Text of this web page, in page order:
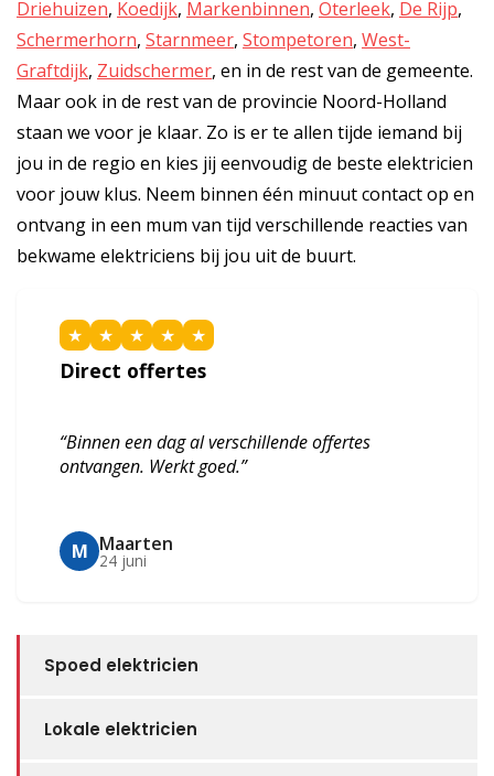
Driehuizen, Koedijk, Markenbinnen, Oterleek, De Rijp,
Schermerhorn, Starnmeer, Stompetoren, West-
Graftdijk, Zuidschermer, en in de rest van de gemeente.
Maar ook in de rest van de provincie Noord-Holland
staan we voor je klaar. Zo is er te allen tijde iemand bij
jou in de regio en kies jij eenvoudig de beste elektricien
voor jouw klus. Neem binnen één minuut contact op en
ontvang in een mum van tijd verschillende reacties van
bekwame elektriciens bij jou uit de buurt.
★ ★ ★ ★ ★
Direct offertes
“Binnen een dag al verschillende offertes
ontvangen. Werkt goed.”
M Maarten
24 juni
Spoed elektricien
Lokale elektricien